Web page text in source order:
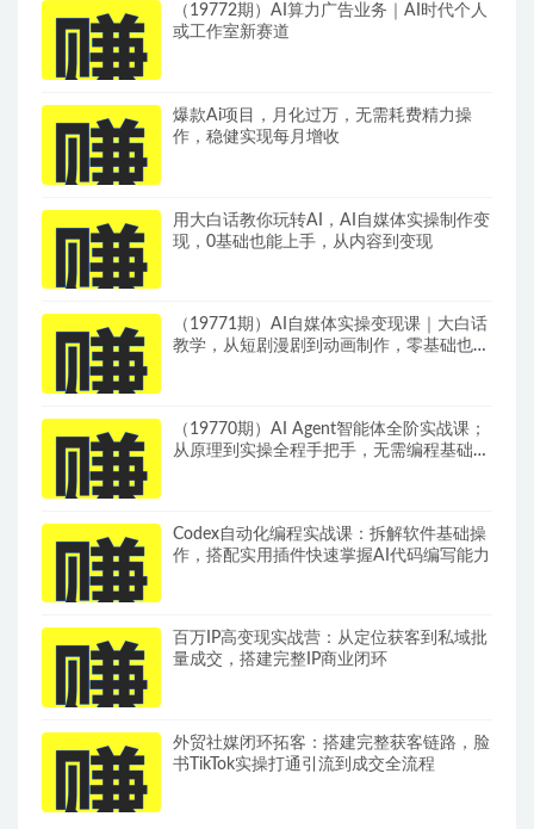
（19772期）AI算力广告业务｜AI时代个人
或工作室新赛道
爆款Ai项目，月化过万，无需耗费精力操
作，稳健实现每月增收
用大白话教你玩转AI，AI自媒体实操制作变
现，0基础也能上手，从内容到变现
（19771期）AI自媒体实操变现课｜大白话
教学，从短剧漫剧到动画制作，零基础也能
（19770期）AI Agent智能体全阶实战课；
从原理到实操全程手把手，无需编程基础也
Codex自动化编程实战课：拆解软件基础操
作，搭配实用插件快速掌握AI代码编写能力
百万IP高变现实战营：从定位获客到私域批
量成交，搭建完整IP商业闭环
外贸社媒闭环拓客：搭建完整获客链路，脸
书TikTok实操打通引流到成交全流程